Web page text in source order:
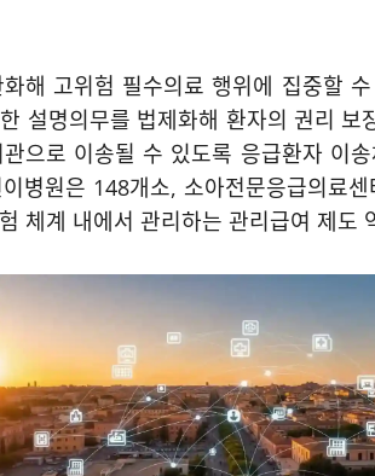
해 고위험 필수의료 행위에 집중할
설명의무를 법제화해 환자의 권리 보
으로 이송될 수 있도록 응급환자 이
병원은 148개소, 소아전문응급의료
체계 내에서 관리하는 관리급여 제도